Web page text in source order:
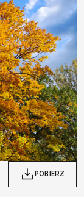
POBIERZ